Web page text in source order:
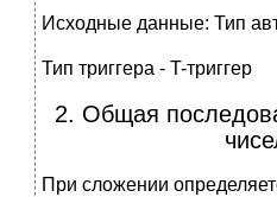
Исходные данные: Тип
Тип триггера - T-триггер
2. Общая
При сложении